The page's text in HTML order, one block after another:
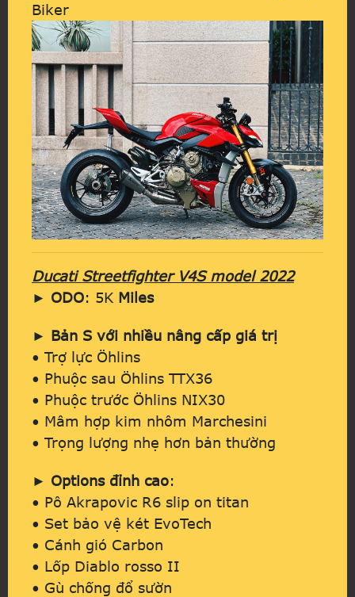
Biker
Ducati Streetfighter V4S model 2022
► ODO: 5K Miles
► Bản S với nhiều nâng cấp giá trị
• Trợ lực Öhlins
• Phuộc sau Öhlins TTX36
• Phuộc trước Öhlins NIX30
• Mâm hợp kim nhôm Marchesini
• Trọng lượng nhẹ hơn bản thường
► Options đỉnh cao:
• Pô Akrapovic R6 slip on titan
• Set bảo vệ két EvoTech
• Cánh gió Carbon
• Lốp Diablo rosso II
• Gù chống đổ sườn